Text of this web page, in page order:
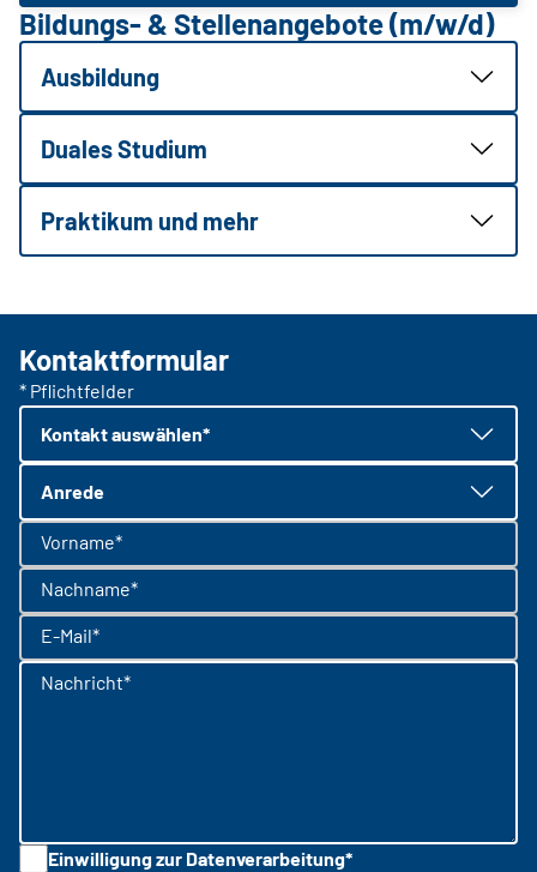
Bildungs- & Stellenangebote (m/w/d)
Ausbildung
Duales Studium
Praktikum und mehr
Kontaktformular
* Pflichtfelder
Kontakt auswählen*
Anrede
Vorname*
Nachname*
E-Mail*
Nachricht*
Einwilligung zur Datenverarbeitung*